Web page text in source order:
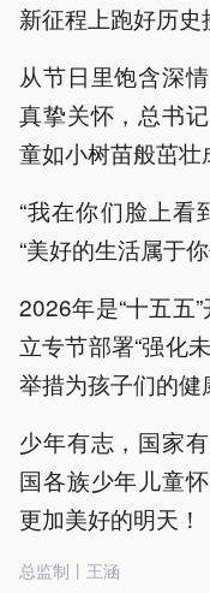
新征程上跑好历史
从节日里饱含深
真挚关怀，总书
童如小树苗般茁壮
“我在你们脸上看
“美好的生活属于
2026年是“十五五
立专节部署“强化
举措为孩子们的健
少年有志，国家
国各族少年儿童
更加美好的明天！
总监制丨王涵